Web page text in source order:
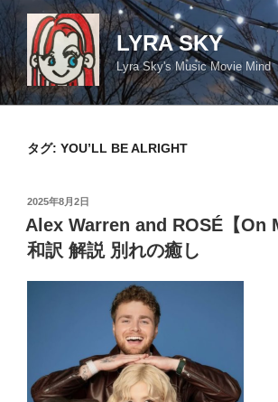
コ
ン
テ
ン
ツ
LYRA SKY
Lyra Sky's Music Movie Mind
タグ: YOU’LL BE ALRIGHT
投
稿
日:
2025年8月2日
Alex Warren and ROSÉ【On
和訳 解説 別れの癒し